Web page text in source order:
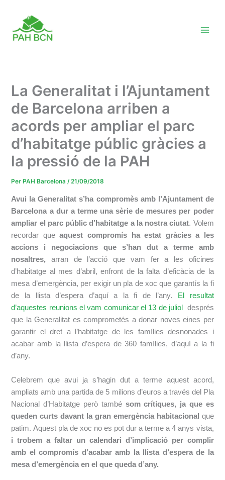
contingut
La Generalitat i l’Ajuntament
de Barcelona arriben a
acords per ampliar el parc
d’habitatge públic gràcies a
la pressió de la PAH
Per PAH Barcelona/21/09/2018
Avui la Generalitat s’ha compromès amb l’Ajuntament de
Barcelona a dur a terme una sèrie de mesures per poder
ampliar el parc públic d’habitatge a la nostra ciutat. Volem
recordar queaquest compromís ha estat gràcies a les
accions i negociacions que s’han dut a terme amb
nosaltres, arran de l’acció que vam fer a les oficines
d’habitatge al mes d’abril, enfront de la falta d’eficàcia de la
mesa d’emergència, per exigir un pla de xoc que garantís la fi
de la llista d’espera d’aquí a la fi de l’any.
El resultat
d’aquestes reunions el vam comunicar el 13 de juliol
després
que la Generalitat es comprometés a donar noves eines per
garantir el dret a l’habitatge de les famílies desnonades i
acabar amb la llista d’espera de 360 famílies, d’aquí a la fi
d’any.
Celebrem que avui ja s’hagin dut a terme aquest acord,
ampliats amb una partida de 5 milions d’euros a través del Pla
Nacional d’Habitatge però també som crítiques, ja que es
queden curts davant la gran emergència habitacional que
patim. Aquest pla de xoc no es pot dur a terme a 4 anys vista,
i trobem a faltar un calendari d’implicació per complir
amb el compromís d’acabar amb la llista d’espera de la
mesa d’emergència en el que queda d’any.